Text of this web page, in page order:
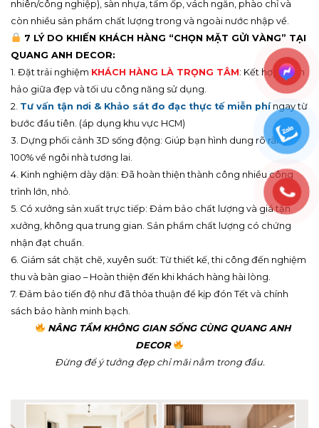
và ban công,…
– Thiết kế trọn gói nội thất cho Công ty, chung cư, nhà phố, biệt
thự, văn phòng, nhà hàng, trường học, lớp học,…
– Cung cấp vật liệu cao cấp trong nhà và ngoài trời: Sàn gỗ (tự
nhiên/công nghiệp), sàn nhựa, tấm ốp, vách ngăn, phào chỉ và
còn nhiều sản phẩm chất lượng trong và ngoài nước nhập về.
7 LÝ DO KHIẾN KHÁCH HÀNG “CHỌN MẶT GỬI VÀNG” TẠI
QUANG ANH DECOR:
1. Đặt trải nghiệm KHÁCH HÀNG LÀ TRỌNG TÂM: Kết hợp hoàn
hảo giữa đẹp và tối ưu công năng sử dụng.
2. Tư vấn tận nơi & Khảo sát đo đạc thực tế miễn phíngay từ
bước đầu tiên. (áp dụng khu vực HCM)
3. Dựng phối cảnh 3D sống động: Giúp bạn hình dung rõ ràng
100% về ngôi nhà tương lai.
4. Kinh nghiệm dày dặn: Đã hoàn thiện thành công nhiều công
trình lớn, nhỏ.
5. Có xưởng sản xuất trực tiếp: Đảm bảo chất lượng và giá tận
xưởng, không qua trung gian. Sản phẩm chất lượng có chứng
nhận đạt chuẩn.
6. Giám sát chặt chẽ, xuyên suốt: Từ thiết kế, thi công đến nghiệm
thu và bàn giao – Hoàn thiện đến khi khách hàng hài lòng.
7. Đảm bảo tiến độ như đã thỏa thuận để kịp đón Tết và chính
NÂNG TẦM KHÔNG GIAN SỐNG CÙNG QUANG ANH
DECOR